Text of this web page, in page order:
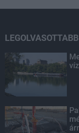
LEGOLVASOTTABB